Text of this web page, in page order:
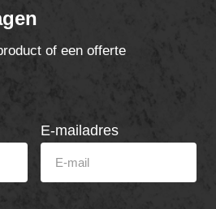
of een offerte
E-mailadres